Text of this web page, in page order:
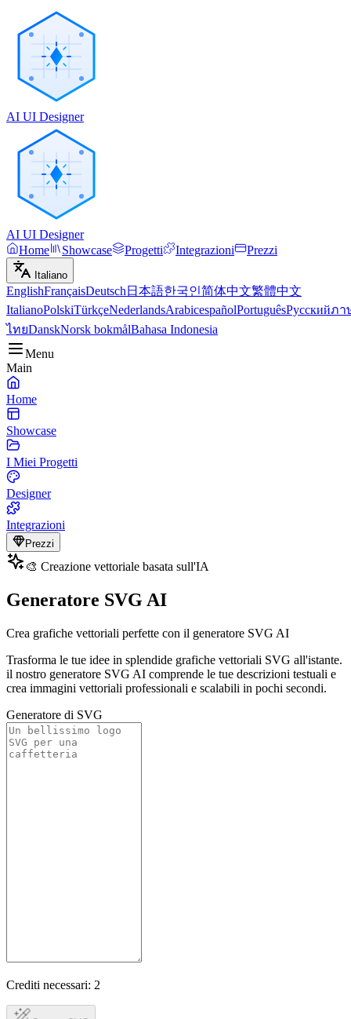
AI UI Designer
AI UI Designer
Home
Showcase Progetti Integrazioni Prezzi
Italiano
EnglishFrançaisDeutsch 日本語한국인简体中文繁體中文
ItalianoPolskiTürkçeNederlandsArabicespañolPortuguêsРусскийภา
ไทยDanskNorsk bokmålBahasa Indonesia
Menu
Main
Home
Showcase
I Miei Progetti
Designer
Integrazioni
Prezzi
🎨 Creazione vettoriale basata sull'IA
Generatore SVG AI
Crea grafiche vettoriali perfette con il generatore SVG AI
Trasforma le tue idee in splendide grafiche vettoriali SVG all'istante.
il nostro generatore SVG AI comprende le tue descrizioni testuali e
crea immagini vettoriali professionali e scalabili in pochi secondi.
Generatore di SVG
Crediti necessari: 2